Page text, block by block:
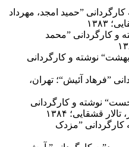
”حمید امجد، مهرداد
۱۳۸۳
و کارگردانی ”محمد
بهشت“ نوشته و کارگردانی
”فرهاد آئیش“؛ تهران،
نوشته و کارگردانی
قشقایی؛ ۱۳۸۴
کارگردانی ”مزدک